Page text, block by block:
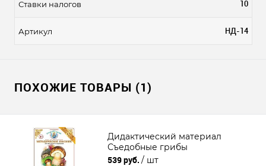
Ставки налогов 10
Артикул НД-14
ПОХОЖИЕ ТОВАРЫ (1)
Дидактический материал
Съедобные грибы
539 руб. / шт